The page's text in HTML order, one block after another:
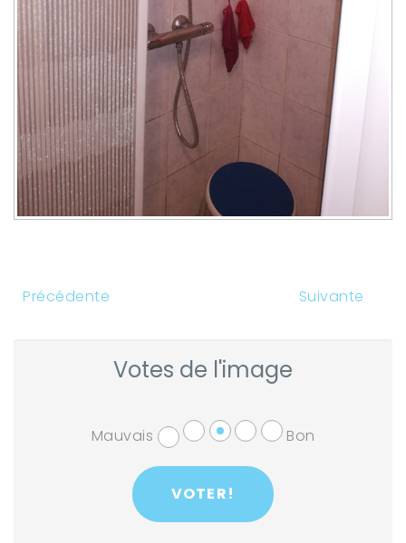
Précédente Suivante
Votes de l'image
Mauvais Bon